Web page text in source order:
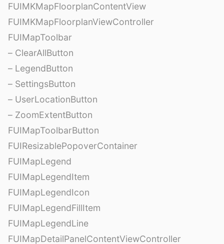
FUIMKMapFloorplanContentView
FUIMKMapFloorplanViewController
FUIMapToolbar
– ClearAllButton
– LegendButton
– SettingsButton
– UserLocationButton
– ZoomExtentButton
FUIMapToolbarButton
FUIResizablePopoverContainer
FUIMapLegend
FUIMapLegendItem
FUIMapLegendIcon
FUIMapLegendFillItem
FUIMapLegendLine
FUIMapDetailPanelContentViewController